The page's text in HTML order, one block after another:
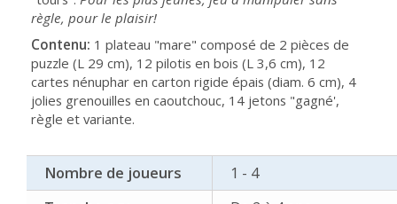
règle, pour le plaisir!
Contenu: 1 plateau "mare" composé de 2 pièces de
puzzle (L 29 cm), 12 pilotis en bois (L 3,6 cm), 12
cartes nénuphar en carton rigide épais (diam. 6 cm), 4
jolies grenouilles en caoutchouc, 14 jetons "gagné',
règle et variante.
Nombre de joueurs
1 - 4